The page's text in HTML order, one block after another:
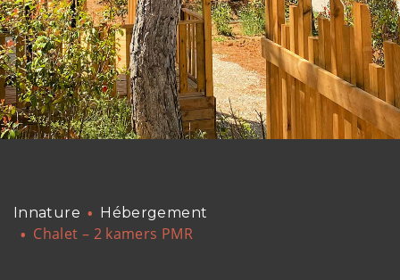
Innature Hébergement
Chalet – 2 kamers PMR